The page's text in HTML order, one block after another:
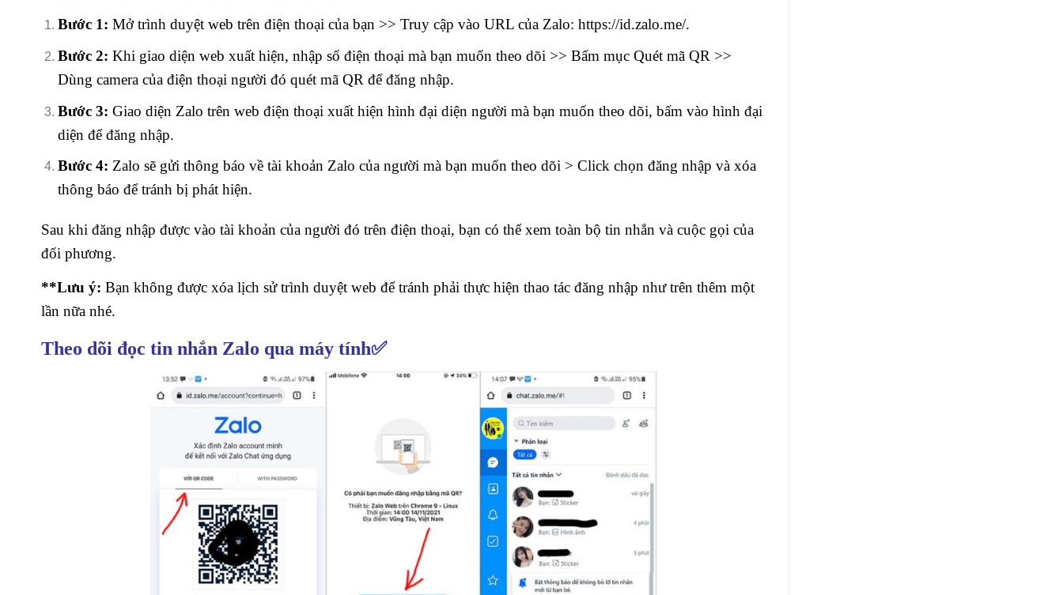
Bước 1: Mở trình duyệt web trên điện thoại của bạn >> Truy cập vào URL của Zalo: https://id.zalo.me/.
Bước 2: Khi giao diện web xuất hiện, nhập số điện thoại mà bạn muốn theo dõi >> Bấm mục Quét mã QR >>
Dùng camera của điện thoại người đó quét mã QR để đăng nhập.
Bước 3: Giao diện Zalo trên web điện thoại xuất hiện hình đại diện người mà bạn muốn theo dõi, bấm vào hình đại
diện để đăng nhập.
Bước 4: Zalo sẽ gửi thông báo về tài khoản Zalo của người mà bạn muốn theo dõi > Click chọn đăng nhập và xóa
thông báo để tránh bị phát hiện.
Sau khi đăng nhập được vào tài khoản của người đó trên điện thoại, bạn có thể xem toàn bộ tin nhắn và cuộc gọi của
đối phương.
**Lưu ý: Bạn không được xóa lịch sử trình duyệt web để tránh phải thực hiện thao tác đăng nhập như trên thêm một
lần nữa nhé.
Theo dõi đọc tin nhắn Zalo qua máy tính✅